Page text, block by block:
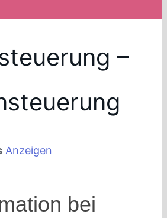
–
Anzeigen
bei